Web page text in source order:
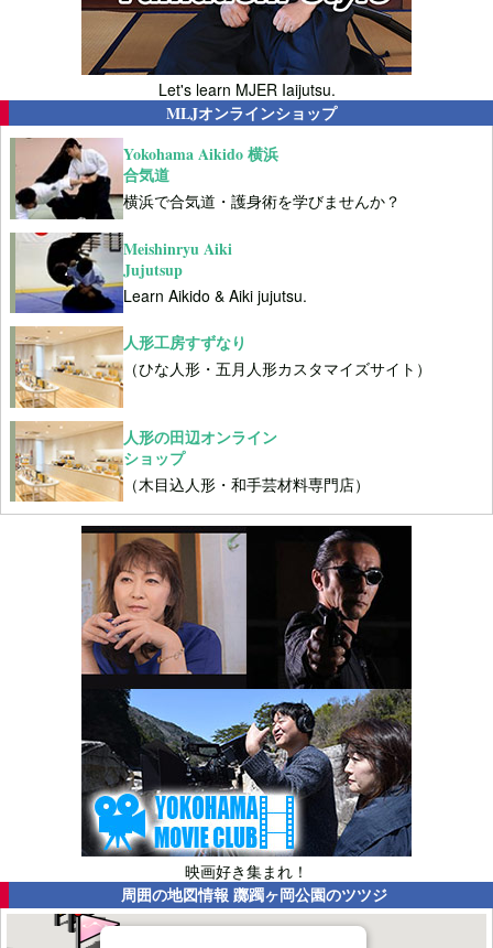
Let's learn MJER Iaijutsu.
MLJオンラインショップ
Yokohama Aikido 横浜
合気道
横浜で合気道・護身術を学びませんか？
Meishinryu Aiki
Jujutsup
Learn Aikido & Aiki jujutsu.
人形工房すずなり
（ひな人形・五月人形カスタマイズサイト）
人形の田辺オンライン
ショップ
（木目込人形・和手芸材料専門店）
映画好き集まれ！
周囲の地図情報 躑躅ヶ岡公園のツツジ